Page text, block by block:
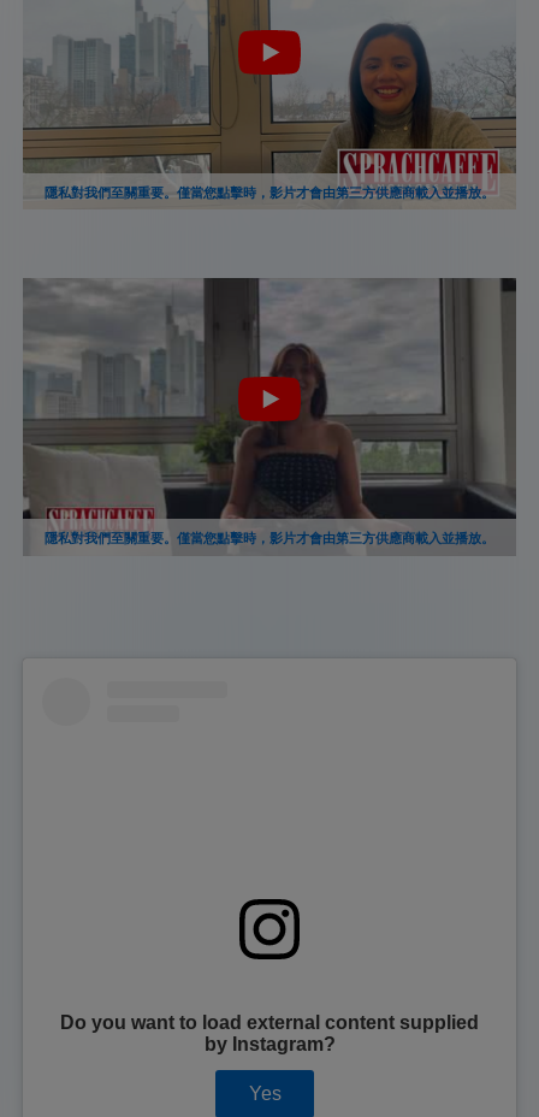
隱私對我們至關重要。僅當您點擊時，影片才會由第三方供應商載入並播放。
隱私對我們至關重要。僅當您點擊時，影片才會由第三方供應商載入並播放。
Do you want to load external content supplied
by Instagram?
Yes